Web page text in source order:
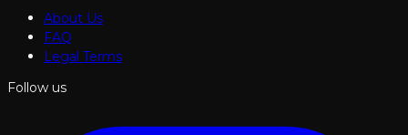
About Us
FAQ
Legal Terms
Follow us